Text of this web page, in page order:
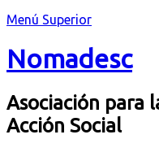
Menú Superior
Nomadesc
Asociación para
Acción Social